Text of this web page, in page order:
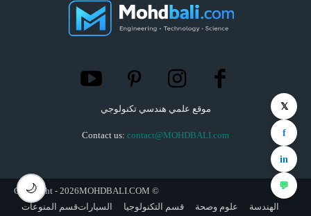
موقع علمي هندسي تكنولوجي
Contact us: contact@MOHDBALI.com
© Copyright - 2026MOHDBALI.COM
الهندسة
علوم وصحة قسم التكنولوجيا السياراتقسم المنوعات
🌙
𝕏
f
in
💬